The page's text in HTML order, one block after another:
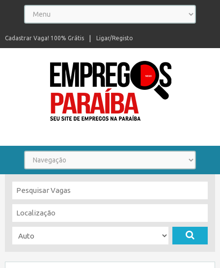
Ligar/Registo
Cadastrar Vaga! 100% Grátis